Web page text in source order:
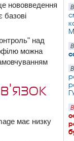
нововведення
базові
над
можна
має низку